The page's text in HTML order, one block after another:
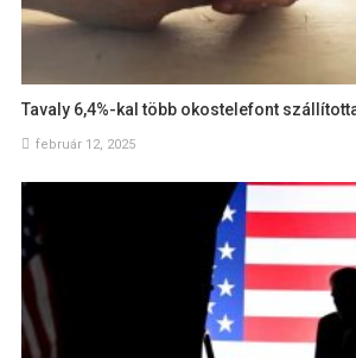
Tavaly 6,4%-kal több okostelefont
február 12, 2025